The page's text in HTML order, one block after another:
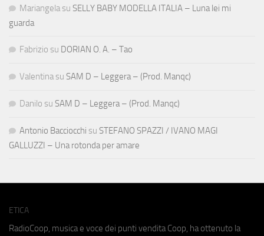
Mariangela su SELLY BABY MODELLA ITALIA – Luna lei mi
guarda
Fabrizio su DORIAN O. A. – Tao
Valentina su SAM D – Leggera – (Prod. Manqc)
Danilo su SAM D – Leggera – (Prod. Manqc)
Antonio Bacciocchi su STEFANO SPAZZI / IVANO MAGI
GALLUZZI – Una rotonda per amare
ETICA
RadioCoop, musica e voce dei punti vendita Coop, ha ottenuto la